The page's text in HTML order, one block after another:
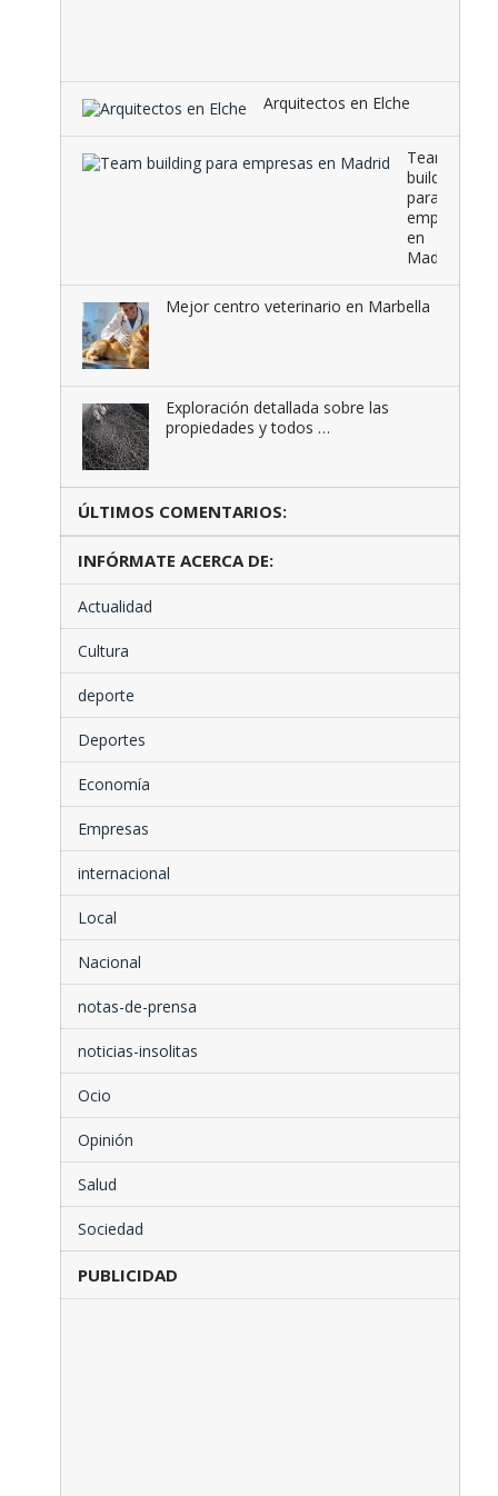
Arquitectos en Elche
Team
building
para
empresas
en
Madrid
Mejor centro veterinario en Marbella
Exploración detallada sobre las
propiedades y todos …
ÚLTIMOS COMENTARIOS:
INFÓRMATE ACERCA DE:
Actualidad
Cultura
deporte
Deportes
Economía
Empresas
internacional
Local
Nacional
notas-de-prensa
noticias-insolitas
Ocio
Opinión
Salud
Sociedad
PUBLICIDAD